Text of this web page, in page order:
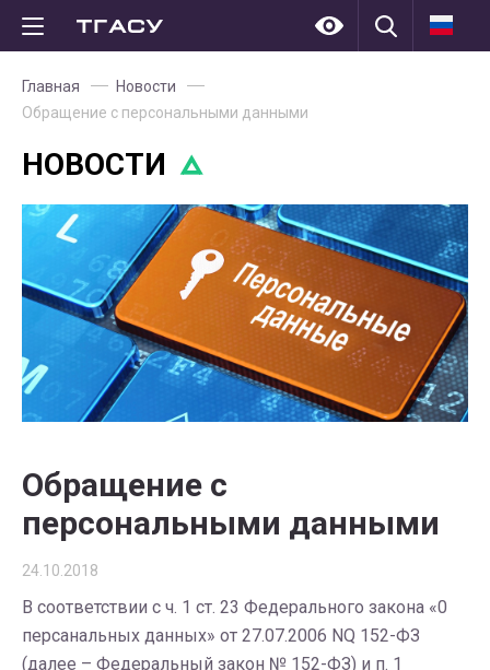
Главная
Новости
Обращение с персональными данными
НОВОСТИ
Обращение с
персональными данными
24.10.2018
В соответствии с ч. 1 ст. 23 Федерального закона «0
перcанальных данных» от 27.07.2006 NQ 152-ФЗ
(далее – Федеральный закон № 152-ФЗ) и п. 1